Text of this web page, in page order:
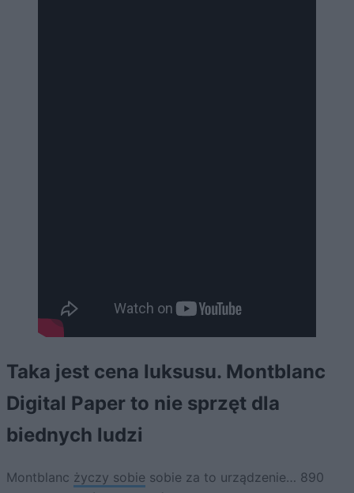
Taka jest cena luksusu. Montblanc
Digital Paper to nie sprzęt dla
biednych ludzi
Montblanc życzy sobie sobie za to urządzenie… 890